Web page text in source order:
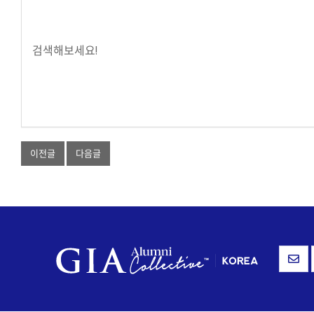
검색해보세요!
이전글 다음글